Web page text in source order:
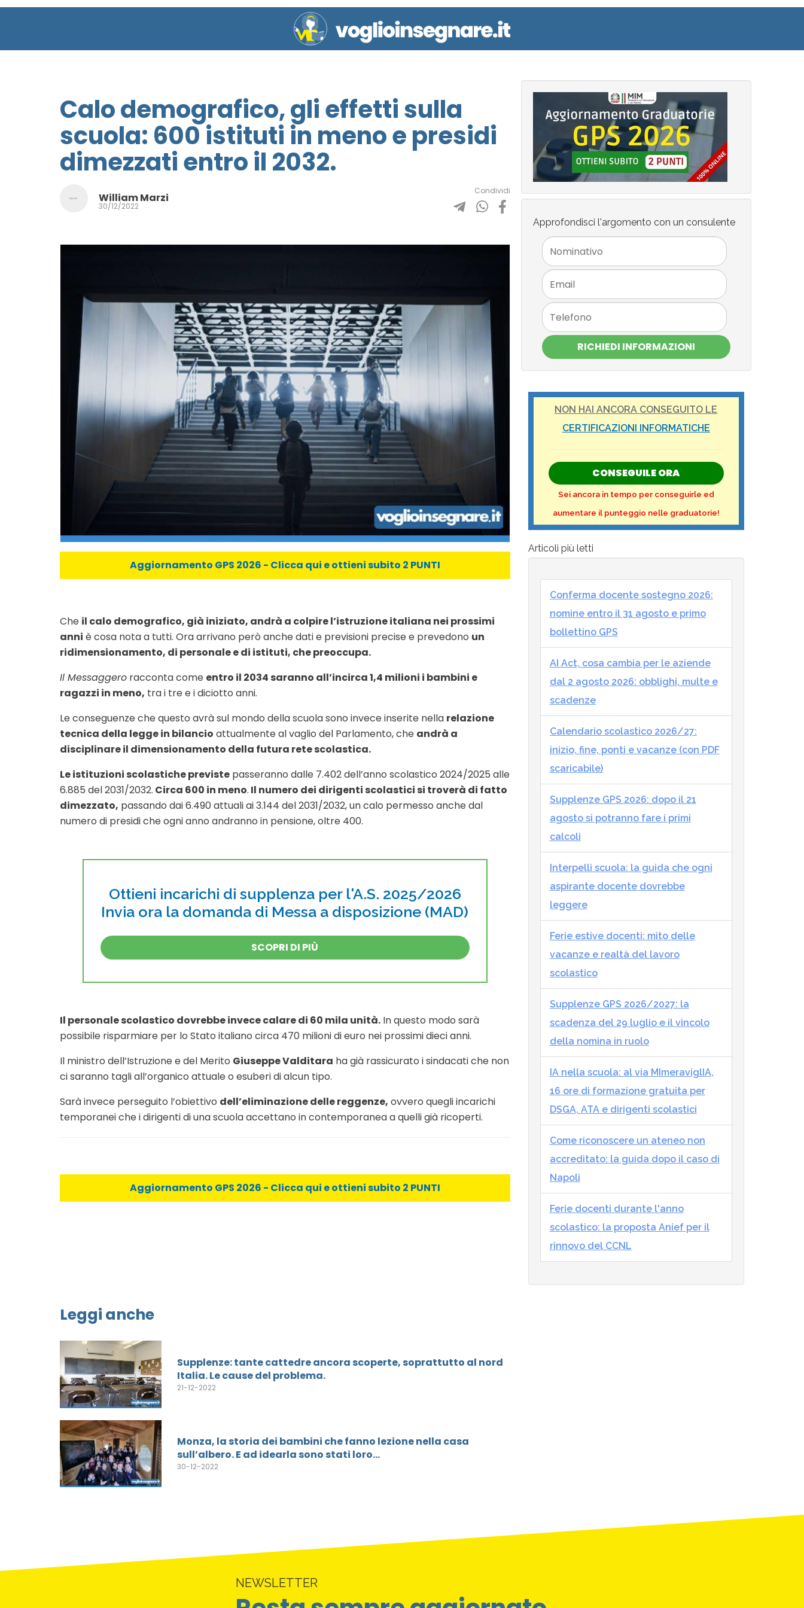
Calo demografico, gli effetti sulla
scuola: 600 istituti in meno e presidi
dimezzati entro il 2032.
William Marzi
30/12/2022
Condividi
Aggiornamento GPS 2026 - Clicca qui e ottieni subito 2 PUNTI
Che il calo demografico, già iniziato, andrà a colpire l’istruzione italiana nei prossimi
anni è cosa nota a tutti. Ora arrivano però anche dati e previsioni precise e prevedono un
ridimensionamento, di personale e di istituti, che preoccupa.
Il Messaggero racconta come entro il 2034 saranno all’incirca 1,4 milioni i bambini e
ragazzi in meno, tra i tre e i diciotto anni.
Le conseguenze che questo avrà sul mondo della scuola sono invece inserite nella relazione
tecnica della legge in bilancio attualmente al vaglio del Parlamento, che andrà a
disciplinare il dimensionamento della futura rete scolastica.
Le istituzioni scolastiche previste passeranno dalle 7.402 dell’anno scolastico 2024/2025 alle
6.885 del 2031/2032. Circa 600 in meno. Il numero dei dirigenti scolastici si troverà di fatto
dimezzato, passando dai 6.490 attuali ai 3.144 del 2031/2032, un calo permesso anche dal
numero di presidi che ogni anno andranno in pensione, oltre 400.
Ottieni incarichi di supplenza per l'A.S. 2025/2026
Invia ora la domanda di Messa a disposizione (MAD)
SCOPRI DI PIÙ
Il personale scolastico dovrebbe invece calare di 60 mila unità. In questo modo sarà
possibile risparmiare per lo Stato italiano circa 470 milioni di euro nei prossimi dieci anni.
Il ministro dell’Istruzione e del Merito Giuseppe Valditara ha già rassicurato i sindacati che non
ci saranno tagli all’organico attuale o esuberi di alcun tipo.
Sarà invece perseguito l’obiettivo dell’eliminazione delle reggenze, ovvero quegli incarichi
temporanei che i dirigenti di una scuola accettano in contemporanea a quelli già ricoperti.
Aggiornamento GPS 2026 - Clicca qui e ottieni subito 2 PUNTI
Leggi anche
Supplenze: tante cattedre ancora scoperte, soprattutto al nord
Italia. Le cause del problema.
21-12-2022
Monza, la storia dei bambini che fanno lezione nella casa
sull’albero. E ad idearla sono stati loro…
30-12-2022
Approfondisci l'argomento con un consulente
RICHIEDI INFORMAZIONI
NON HAI ANCORA CONSEGUITO LE
CERTIFICAZIONI INFORMATICHE
CONSEGUILE ORA
Sei ancora in tempo per conseguirle ed
aumentare il punteggio nelle graduatorie!
Articoli più letti
Conferma docente sostegno 2026:
nomine entro il 31 agosto e primo
bollettino GPS
AI Act, cosa cambia per le aziende
dal 2 agosto 2026: obblighi, multe e
scadenze
Calendario scolastico 2026/27:
inizio, fine, ponti e vacanze (con PDF
scaricabile)
Supplenze GPS 2026: dopo il 21
agosto si potranno fare i primi
calcoli
Interpelli scuola: la guida che ogni
aspirante docente dovrebbe
leggere
Ferie estive docenti: mito delle
vacanze e realtà del lavoro
scolastico
Supplenze GPS 2026/2027: la
scadenza del 29 luglio e il vincolo
della nomina in ruolo
IA nella scuola: al via MImeraviglIA,
16 ore di formazione gratuita per
DSGA, ATA e dirigenti scolastici
Come riconoscere un ateneo non
accreditato: la guida dopo il caso di
Napoli
Ferie docenti durante l'anno
scolastico: la proposta Anief per il
rinnovo del CCNL
NEWSLETTER